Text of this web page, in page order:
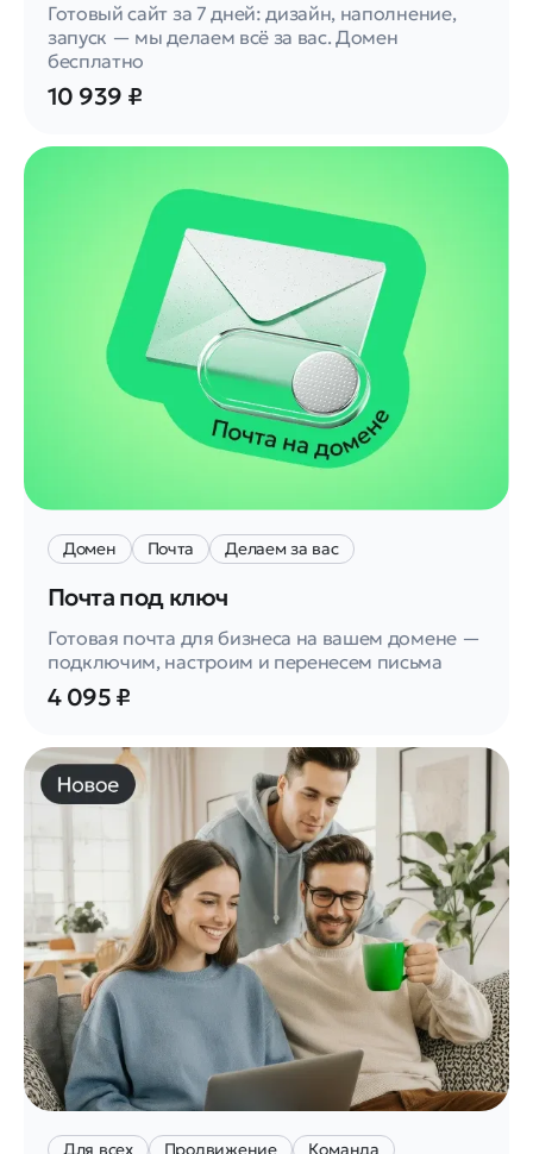
Готовый сайт за 7 дней: дизайн, наполнение,
запуск — мы делаем всё за вас. Домен
бесплатно
10 939 ₽
Домен Почта Делаем за вас
Почта под ключ
Готовая почта для бизнеса на вашем домене —
подключим, настроим и перенесем письма
4 095 ₽
Для всех Продвижение Команда